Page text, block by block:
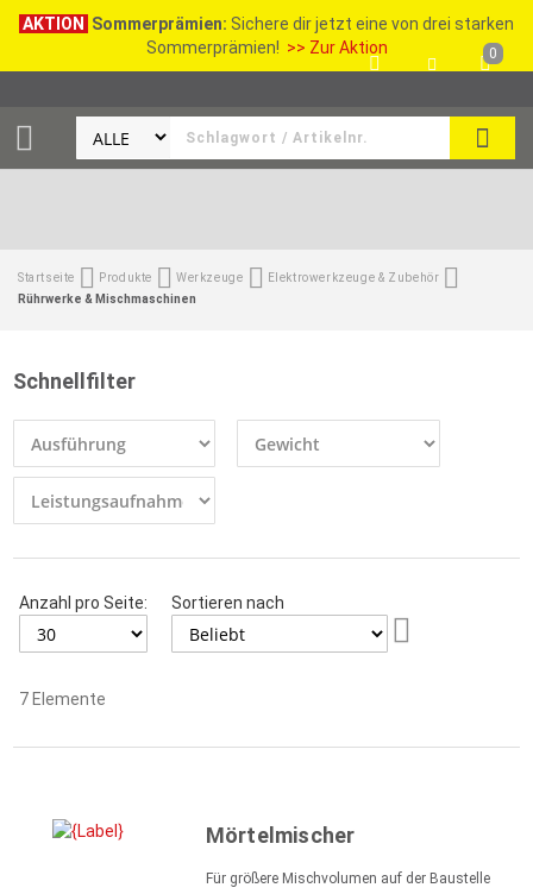
AKTION Sommerprämien: Sichere dir jetzt eine von drei starken
Sommerprämien! >> Zur Aktion 0
Startseite Produkte Werkzeuge
Elektrowerkzeuge & Zubehör
Rührwerke & Mischmaschinen
Schnellfilter
Anzahl pro Seite:
Sortieren nach
7 Elemente
Mörtelmischer
Für größere Mischvolumen auf der Baustelle